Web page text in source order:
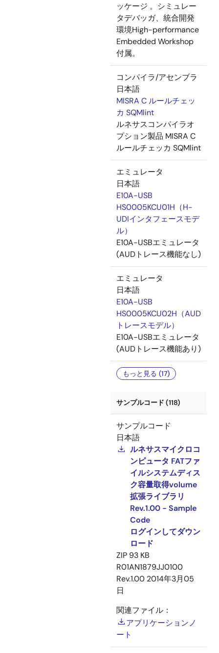
ッケージ 。シミュレー
タデバッガ、統合開発
環境High-performance
Embedded Workshop
付属。
コンパイラ/アセンブラ
日本語
MISRA C ルールチェッ
カ SQMlint
ルネサスコンパイラオ
プション製品 MISRA C
ルールチェッカ SQMlint
エミュレータ
日本語
E10A-USB
HS0005KCU01H（H-
UDIインタフェースモデ
ル）
E10A-USBエミュレータ
(AUDトレース機能なし)
エミュレータ
日本語
E10A-USB
HS0005KCU02H（AUD
トレースモデル）
E10A-USBエミュレータ
(AUDトレース機能あり)
もっと見る (17)
サンプルコード (118)
サンプルコード
日本語
ルネサスマイクロコ
ンピュータ FATファ
イルシステムディス
ク容量取得volume
拡張ライブラリ
Rev.1.00 - Sample
Code
ログインしてダウン
ロード
ZIP 93 KB
R01AN1879JJ0100
Rev.1.00 2014年3月05
日
関連ファイル：
アプリケーションノ
ート